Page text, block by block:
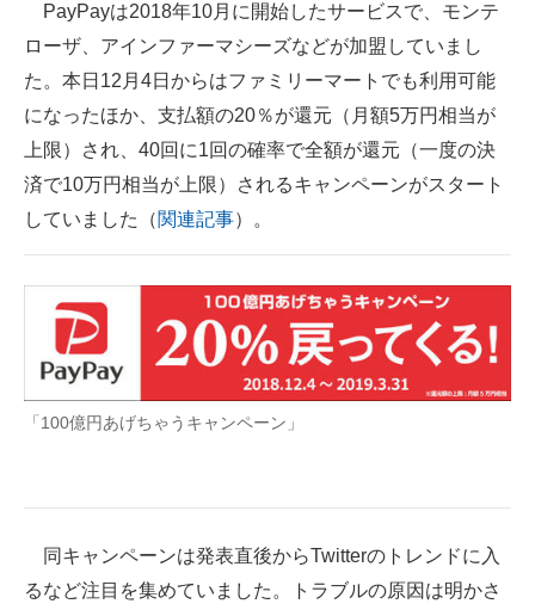
モノづくり技術者専門サイト
エレクトロニクス専門サイト
エネルギーの専門メディア
ちょっと気になるネットの話題
PayPayは2018年10月に開始したサービスで、モンテ
ローザ、アインファーマシーズなどが加盟していまし
た。本日12月4日からはファミリーマートでも利用可能
になったほか、支払額の20％が還元（月額5万円相当が
上限）され、40回に1回の確率で全額が還元（一度の決
済で10万円相当が上限）されるキャンペーンがスタート
していました（関連記事）。
「100億円あげちゃうキャンペーン」
同キャンペーンは発表直後からTwitterのトレンドに入
るなど注目を集めていました。トラブルの原因は明かさ